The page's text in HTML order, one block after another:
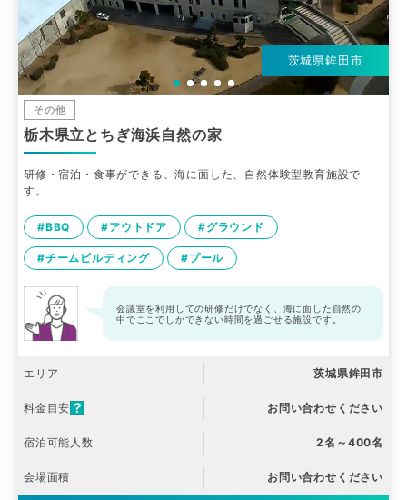
茨城県鉾田市
その他
栃木県立とちぎ海浜自然の家
研修・宿泊・食事ができる、海に面した、自然体験型教育施設で
す。
#BBQ #アウトドア #グラウンド
#チームビルディング #プール
会議室を利用しての研修だけでなく、海に面した自然の
中でここでしかできない時間を過ごせる施設です。
エリア 茨城県鉾田市
料金目安 お問い合わせください
宿泊可能人数 2名～400名
会場面積 お問い合わせください